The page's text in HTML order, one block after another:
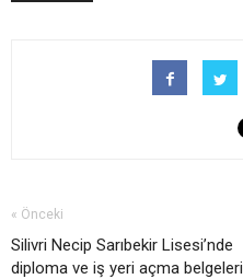
« Önceki
Silivri Necip Sarıbekir Lisesi’nde
diploma ve iş yeri açma belgeleri